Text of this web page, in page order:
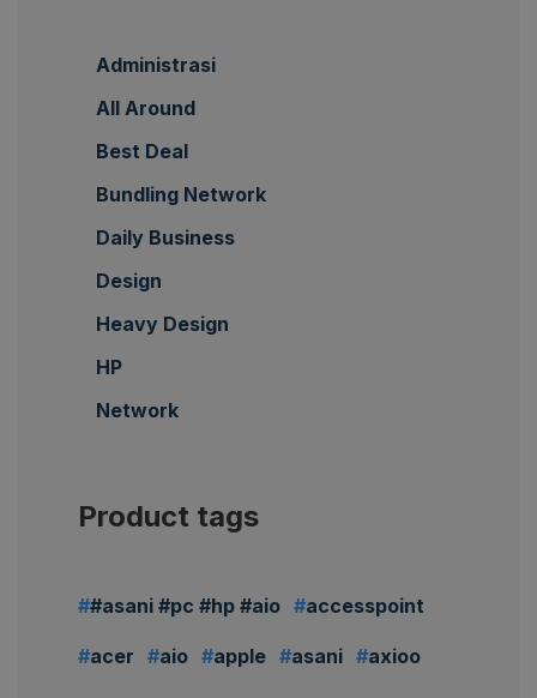
Administrasi
All Around
Best Deal
Bundling Network
Daily Business
Design
Heavy Design
HP
Network
Product tags
#asani #pc #hp #aio accesspoint
acer aio apple asani axioo